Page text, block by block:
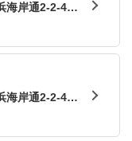
海岸通2-2-4
海岸通2-2-4
1 THE LINKPIL